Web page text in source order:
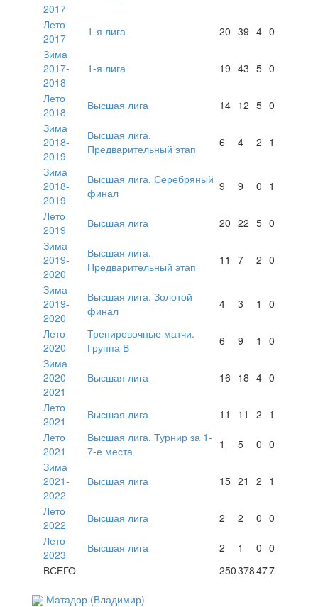
2017
Лето
2017
1-я лига 20 39 4 0
Зима
2017-
2018
1-я лига 19 43 5 0
Лето
2018
Высшая лига 14 12 5 0
Зима
2018-
2019
Высшая лига.
Предварительный этап
6 4 2 1
Зима
2018-
2019
Высшая лига. Серебряный
финал
9 9 0 1
Лето
2019
Высшая лига 20 22 5 0
Зима
2019-
2020
Высшая лига.
Предварительный этап
11 7 2 0
Зима
2019-
2020
Высшая лига. Золотой
финал
4 3 1 0
Лето
2020
Тренировочные матчи.
Группа В
6 9 1
0
Зима
2020-
2021
Высшая лига 16 18 4 0
Лето
2021
Высшая лига 11 11 2 1
Лето
2021
Высшая лига. Турнир за 1-
7-е места
1 5 0 0
Зима
2021-
2022
Высшая лига 15 21 2 1
Лето
2022
Высшая лига 2 2 0 0
Лето
2023
Высшая лига 2 1 0 0
ВСЕГО
250378477
Матадор (Владимир)